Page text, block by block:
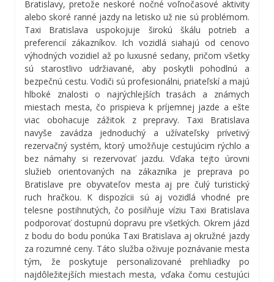
Bratislavy, pretože neskoré nočné voľnočasové aktivity
alebo skoré ranné jazdy na letisko už nie sú problémom.
Taxi Bratislava uspokojuje širokú škálu potrieb a
preferencií zákazníkov. Ich vozidlá siahajú od cenovo
výhodných vozidiel až po luxusné sedany, pričom všetky
sú starostlivo udržiavané, aby poskytli pohodlnú a
bezpečnú cestu. Vodiči sú profesionálni, priateľskí a majú
hlboké znalosti o najrýchlejších trasách a známych
miestach mesta, čo prispieva k príjemnej jazde a ešte
viac obohacuje zážitok z prepravy. Taxi Bratislava
navyše zavádza jednoduchý a užívateľsky prívetivý
rezervačný systém, ktorý umožňuje cestujúcim rýchlo a
bez námahy si rezervovať jazdu. Vďaka tejto úrovni
služieb orientovaných na zákazníka je preprava po
Bratislave pre obyvateľov mesta aj pre čulý turistický
ruch hračkou. K dispozícii sú aj vozidlá vhodné pre
telesne postihnutých, čo posilňuje víziu Taxi Bratislava
podporovať dostupnú dopravu pre všetkých. Okrem jázd
z bodu do bodu ponúka Taxi Bratislava aj okružné jazdy
za rozumné ceny. Táto služba oživuje poznávanie mesta
tým, že poskytuje personalizované prehliadky po
najdôležitejších miestach mesta, vďaka čomu cestujúci